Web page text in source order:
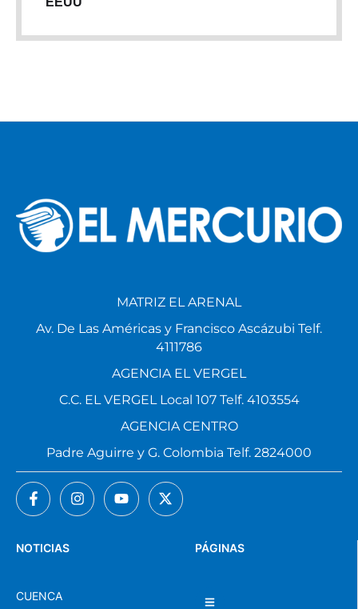
PÁGINAS
NOTICIAS
CUENCA
MATRIZ EL ARENAL
Av. De Las Américas y Francisco Ascázubi Telf.
4111786
AGENCIA EL VERGEL
C.C. EL VERGEL Local 107 Telf. 4103554
AGENCIA CENTRO
Padre Aguirre y G. Colombia Telf. 2824000